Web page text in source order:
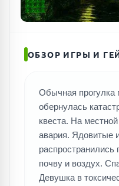
ОБЗОР ИГРЫ И
Обычная прогулка
обернулась
квеста. На
авария. Ядовитые
распространились
почву и воздух.
Девушка в